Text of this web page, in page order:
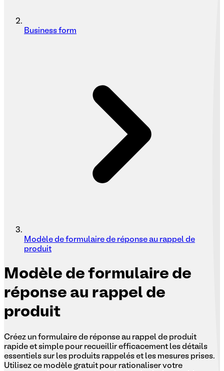
Business form
Modèle de formulaire de réponse au rappel de
produit
Modèle de formulaire de
réponse au rappel de
produit
Créez un formulaire de réponse au rappel de produit
rapide et simple pour recueillir efficacement les détails
essentiels sur les produits rappelés et les mesures prises.
Utilisez ce modèle gratuit pour rationaliser votre